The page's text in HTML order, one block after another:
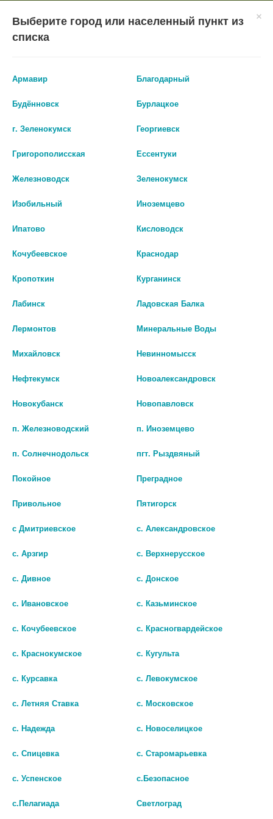
ГЛАВНАЯ КАТАЛОГ ЛЕКАРСТВА И БАДЫ
Руфинамид
© Городская аптека - Маркетплейс. Все права защищены
Городская Аптека Маркетплейс
- In Google Play
VIEW
Выберите город или населенный пункт из
списка
Армавир Благодарный
Будённовск Бурлацкое
г. Зеленокумск Георгиевск
Григорополисская Ессентуки
Железноводск Зеленокумск
Изобильный Иноземцево
Ипатово Кисловодск
Кочубеевское Краснодар
Кропоткин Курганинск
Лабинск Ладовская Балка
Лермонтов Минеральные Воды
Михайловск Невинномысск
Нефтекумск Новоалександровск
Новокубанск Новопавловск
п. Железноводский п. Иноземцево
п. Солнечнодольск пгт. Рыздвяный
Покойное Преградное
Привольное Пятигорск
с Дмитриевское с. Александровское
с. Арзгир с. Верхнерусское
с. Дивное с. Донское
с. Ивановское с. Казьминское
с. Кочубеевское с. Красногвардейское
с. Краснокумское с. Кугульта
с. Курсавка с. Левокумское
с. Летняя Ставка с. Московское
с. Надежда с. Новоселицкое
с. Спицевка с. Старомарьевка
с. Успенское с.Безопасное
с.Пелагиада Светлоград
Городская Аптека